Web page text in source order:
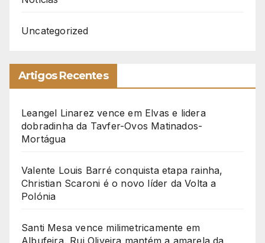
Uncategorized
Artigos Recentes
Leangel Linarez vence em Elvas e lidera
dobradinha da Tavfer-Ovos Matinados-
Mortágua
Valente Louis Barré conquista etapa rainha,
Christian Scaroni é o novo líder da Volta a
Polónia
Santi Mesa vence milimetricamente em